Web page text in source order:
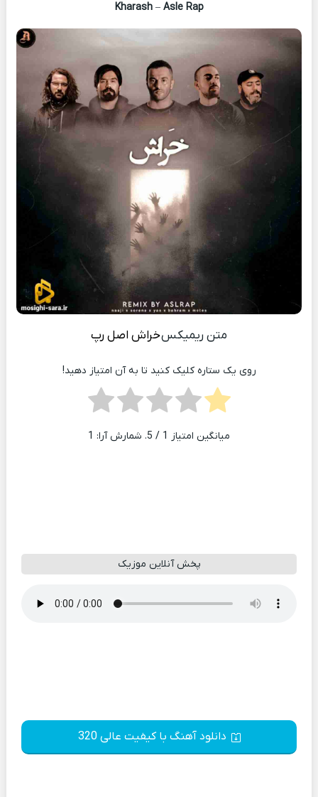
Kharash– Asle Rap
متن ریمیکسخراش اصل رپ
روی یک ستاره کلیک کنید تا به آن امتیاز دهید!
میانگین امتیاز 1 / 5. شمارش آرا: 1
پخش آنلاین موزیک
دانلود آهنگ با کیفیت عالی 320